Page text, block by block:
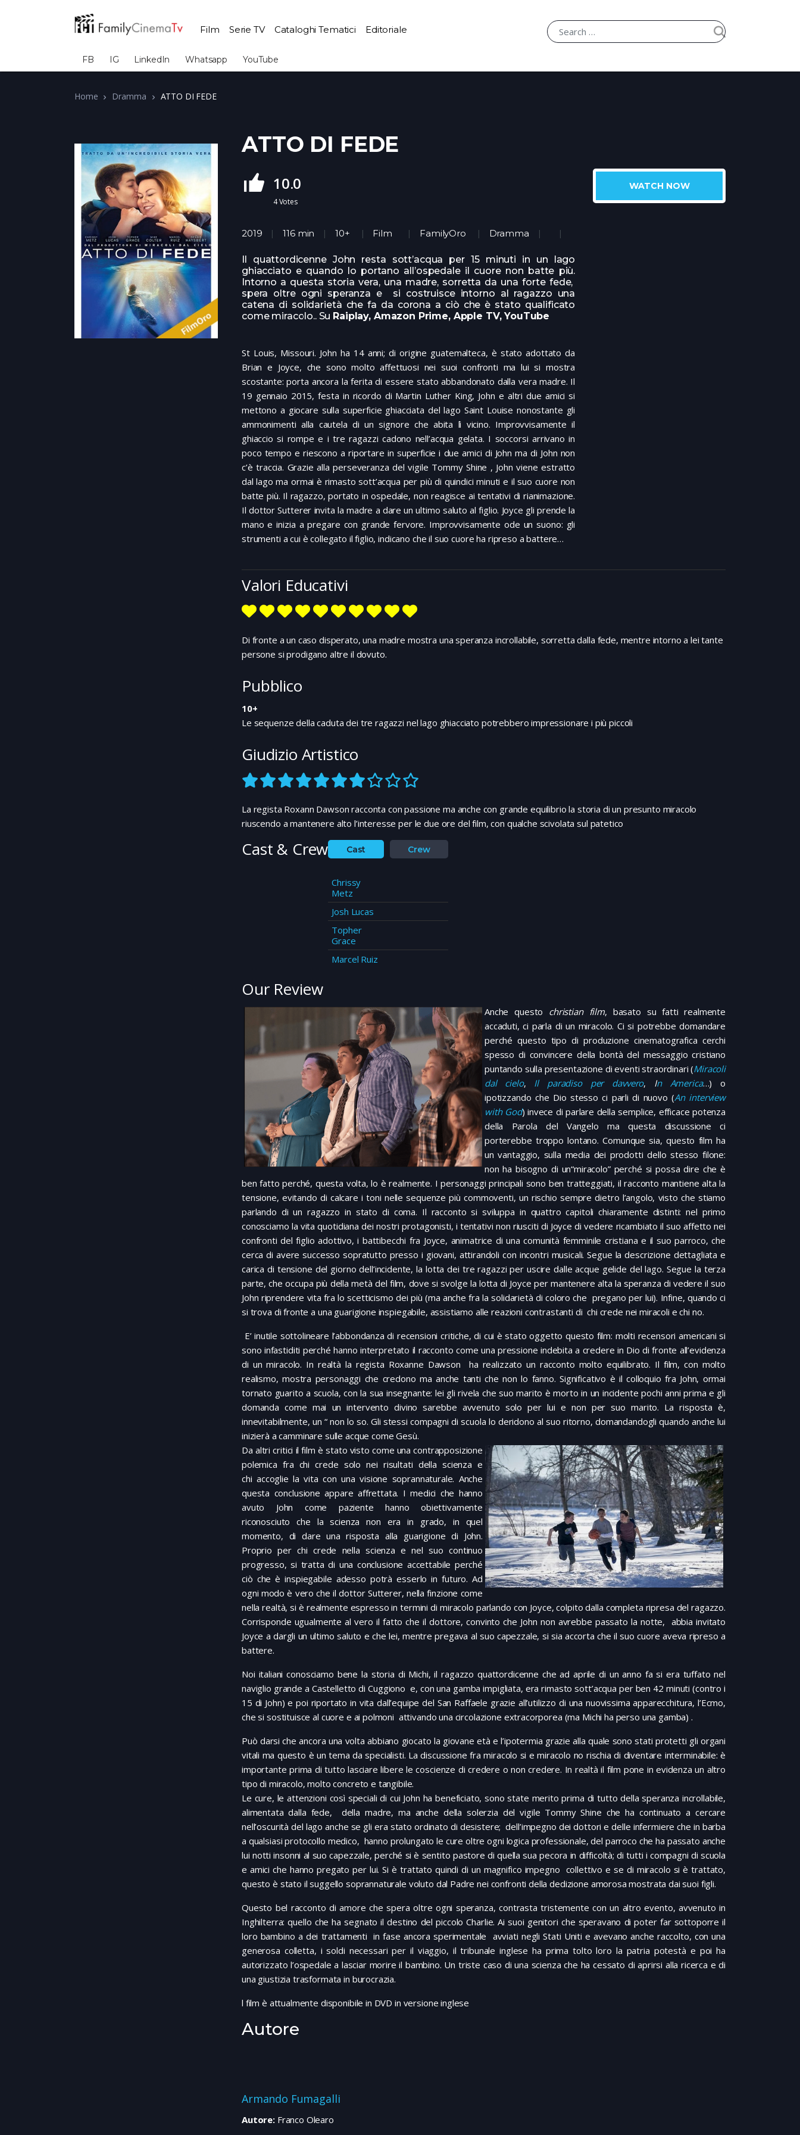
Film Serie TV Cataloghi Tematici Editoriale
FB IG LinkedIn Whatsapp YouTube
Home Dramma ATTO DI FEDE
WATCH NOW
ATTO DI FEDE
10.0
4Votes
2019 116 min 10+ Film FamilyOro Dramma
Il quattordicenne John resta sott’acqua per 15 minuti in un lago
ghiacciato e quando lo portano all’ospedale il cuore non batte più.
Intorno a questa storia vera, una madre, sorretta da una forte fede,
spera oltre ogni speranza e si costruisce intorno al ragazzo una
catena di solidarietà che fa da corona a ciò che è stato qualificato
come miracolo.. Su Raiplay, Amazon Prime, Apple TV, YouTube
St Louis, Missouri. John ha 14 anni; di origine guatemalteca, è stato adottato da
Brian e Joyce, che sono molto affettuosi nei suoi confronti ma lui si mostra
scostante: porta ancora la ferita di essere stato abbandonato dalla vera madre. Il
19 gennaio 2015, festa in ricordo di Martin Luther King, John e altri due amici si
mettono a giocare sulla superficie ghiacciata del lago Saint Louise nonostante gli
ammonimenti alla cautela di un signore che abita lì vicino. Improvvisamente il
ghiaccio si rompe e i tre ragazzi cadono nell’acqua gelata. I soccorsi arrivano in
poco tempo e riescono a riportare in superficie i due amici di John ma di John non
c’è traccia. Grazie alla perseveranza del vigile Tommy Shine , John viene estratto
dal lago ma ormai è rimasto sott’acqua per più di quindici minuti e il suo cuore non
batte più. Il ragazzo, portato in ospedale, non reagisce ai tentativi di rianimazione.
Il dottor Sutterer invita la madre a dare un ultimo saluto al figlio. Joyce gli prende la
mano e inizia a pregare con grande fervore. Improvvisamente ode un suono: gli
strumenti a cui è collegato il figlio, indicano che il suo cuore ha ripreso a battere…
Valori Educativi
Di fronte a un caso disperato, una madre mostra una speranza incrollabile, sorretta dalla fede, mentre intorno a lei tante
persone si prodigano altre il dovuto.
Pubblico
10+
Le sequenze della caduta dei tre ragazzi nel lago ghiacciato potrebbero impressionare i più piccoli
Giudizio Artistico
La regista Roxann Dawson racconta con passione ma anche con grande equilibrio la storia di un presunto miracolo
riuscendo a mantenere alto l’interesse per le due ore del film, con qualche scivolata sul patetico
Cast & Crew Cast Crew
Chrissy
Metz
Josh Lucas
Topher
Grace
Marcel Ruiz
Our Review
Anche questo christian film, basato su fatti realmente
accaduti, ci parla di un miracolo. Ci si potrebbe domandare
perché questo tipo di produzione cinematografica cerchi
spesso di convincere della bontà del messaggio cristiano
puntando sulla presentazione di eventi straordinari (Miracoli
dal cielo, Il paradiso per davvero, In America…) o
ipotizzando che Dio stesso ci parli di nuovo (An interview
with God) invece di parlare della semplice, efficace potenza
della Parola del Vangelo ma questa discussione ci
porterebbe troppo lontano. Comunque sia, questo film ha
un vantaggio, sulla media dei prodotti dello stesso filone:
non ha bisogno di un“miracolo” perché si possa dire che è
ben fatto perché, questa volta, lo è realmente. I personaggi principali sono ben tratteggiati, il racconto mantiene alta la
tensione, evitando di calcare i toni nelle sequenze più commoventi, un rischio sempre dietro l’angolo, visto che stiamo
parlando di un ragazzo in stato di coma. Il racconto si sviluppa in quattro capitoli chiaramente distinti: nel primo
conosciamo la vita quotidiana dei nostri protagonisti, i tentativi non riusciti di Joyce di vedere ricambiato il suo affetto nei
confronti del figlio adottivo, i battibecchi fra Joyce, animatrice di una comunità femminile cristiana e il suo parroco, che
cerca di avere successo sopratutto presso i giovani, attirandoli con incontri musicali. Segue la descrizione dettagliata e
carica di tensione del giorno dell’incidente, la lotta dei tre ragazzi per uscire dalle acque gelide del lago. Segue la terza
parte, che occupa più della metà del film, dove si svolge la lotta di Joyce per mantenere alta la speranza di vedere il suo
John riprendere vita fra lo scetticismo dei più (ma anche fra la solidarietà di coloro che pregano per lui). Infine, quando ci
si trova di fronte a una guarigione inspiegabile, assistiamo alle reazioni contrastanti di chi crede nei miracoli e chi no.
E’ inutile sottolineare l’abbondanza di recensioni critiche, di cui è stato oggetto questo film: molti recensori americani si
sono infastiditi perché hanno interpretato il racconto come una pressione indebita a credere in Dio di fronte all’evidenza
di un miracolo. In realtà la regista Roxanne Dawson ha realizzato un racconto molto equilibrato. Il film, con molto
realismo, mostra personaggi che credono ma anche tanti che non lo fanno. Significativo è il colloquio fra John, ormai
tornato guarito a scuola, con la sua insegnante: lei gli rivela che suo marito è morto in un incidente pochi anni prima e gli
domanda come mai un intervento divino sarebbe avvenuto solo per lui e non per suo marito. La risposta è,
innevitabilmente, un “ non lo so. Gli stessi compagni di scuola lo deridono al suo ritorno, domandandogli quando anche lui
inizierà a camminare sulle acque come Gesù.
Da altri critici il film è stato visto come una contrapposizione
polemica fra chi crede solo nei risultati della scienza e
chi accoglie la vita con una visione soprannaturale. Anche
questa conclusione appare affrettata. I medici che hanno
avuto John come paziente hanno obiettivamente
riconosciuto che la scienza non era in grado, in quel
momento, di dare una risposta alla guarigione di John.
Proprio per chi crede nella scienza e nel suo continuo
progresso, si tratta di una conclusione accettabile perché
ciò che è inspiegabile adesso potrà esserlo in futuro. Ad
ogni modo è vero che il dottor Sutterer, nella finzione come
nella realtà, si è realmente espresso in termini di miracolo parlando con Joyce, colpito dalla completa ripresa del ragazzo.
Corrisponde ugualmente al vero il fatto che il dottore, convinto che John non avrebbe passato la notte, abbia invitato
Joyce a dargli un ultimo saluto e che lei, mentre pregava al suo capezzale, si sia accorta che il suo cuore aveva ripreso a
battere.
Noi italiani conosciamo bene la storia di Michi, il ragazzo quattordicenne che ad aprile di un anno fa si era tuffato nel
naviglio grande a Castelletto di Cuggiono e, con una gamba impigliata, era rimasto sott’acqua per ben 42 minuti (contro i
15 di John) e poi riportato in vita dall’equipe del San Raffaele grazie all’utilizzo di una nuovissima apparecchitura, l’Ecmo,
che si sostituisce al cuore e ai polmoni attivando una circolazione extracorporea (ma Michi ha perso una gamba) .
Può darsi che ancora una volta abbiano giocato la giovane età e l’ipotermia grazie alla quale sono stati protetti gli organi
vitali ma questo è un tema da specialisti. La discussione fra miracolo si e miracolo no rischia di diventare interminabile: è
importante prima di tutto lasciare libere le coscienze di credere o non credere. In realtà il film pone in evidenza un altro
tipo di miracolo, molto concreto e tangibile.
Le cure, le attenzioni così speciali di cui John ha beneficiato, sono state merito prima di tutto della speranza incrollabile,
alimentata dalla fede, della madre, ma anche della solerzia del vigile Tommy Shine che ha continuato a cercare
nell’oscurità del lago anche se gli era stato ordinato di desistere; dell’impegno dei dottori e delle infermiere che in barba
a qualsiasi protocollo medico, hanno prolungato le cure oltre ogni logica professionale, del parroco che ha passato anche
lui notti insonni al suo capezzale, perché si è sentito pastore di quella sua pecora in difficoltà; di tutti i compagni di scuola
e amici che hanno pregato per lui. Si è trattato quindi di un magnifico impegno collettivo e se di miracolo si è trattato,
questo è stato il suggello soprannaturale voluto dal Padre nei confronti della dedizione amorosa mostrata dai suoi figli.
Questo bel racconto di amore che spera oltre ogni speranza, contrasta tristemente con un altro evento, avvenuto in
Inghilterra: quello che ha segnato il destino del piccolo Charlie. Ai suoi genitori che speravano di poter far sottoporre il
loro bambino a dei trattamenti in fase ancora sperimentale avviati negli Stati Uniti e avevano anche raccolto, con una
generosa colletta, i soldi necessari per il viaggio, il tribunale inglese ha prima tolto loro la patria potestà e poi ha
autorizzato l’ospedale a lasciar morire il bambino. Un triste caso di una scienza che ha cessato di aprirsi alla ricerca e di
una giustizia trasformata in burocrazia.
l film è attualmente disponibile in DVD in versione inglese
Autore
Armando Fumagalli
Autore:Franco Olearo